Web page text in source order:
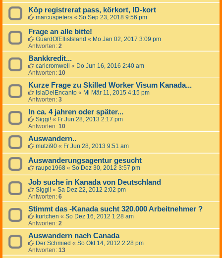
Köp registrerat pass, körkort, ID-kort
marcuspeters « So Sep 23, 2018 9:56 pm
Frage an alle bitte!
GuardOfEllisIsland « Mo Jan 02, 2017 3:09 pm
Antworten: 2
Bankkredit...
carlcromwell « Do Jun 16, 2016 2:40 am
Antworten: 10
Kurze Frage zu Skilled Worker Visum Kanada...
IslaDelEncanto « Mi Mär 11, 2015 4:15 pm
Antworten: 3
In ca. 4 jahren oder später...
Siggi! « Fr Jun 28, 2013 2:17 pm
Antworten: 10
Auswandern..
mutzi90 « Fr Jun 28, 2013 9:51 am
Auswanderungsagentur gesucht
raupe1968 « So Dez 30, 2012 3:57 pm
Job suche in Kanada von Deutschland
Siggi! « Sa Dez 22, 2012 2:02 pm
Antworten: 6
Stimmt das -Kanada sucht 320.000 Arbeitnehmer ?
kurtchen « So Dez 16, 2012 1:28 am
Antworten: 2
Auswandern nach Canada
Der Schmied « So Okt 14, 2012 2:28 pm
Antworten: 13